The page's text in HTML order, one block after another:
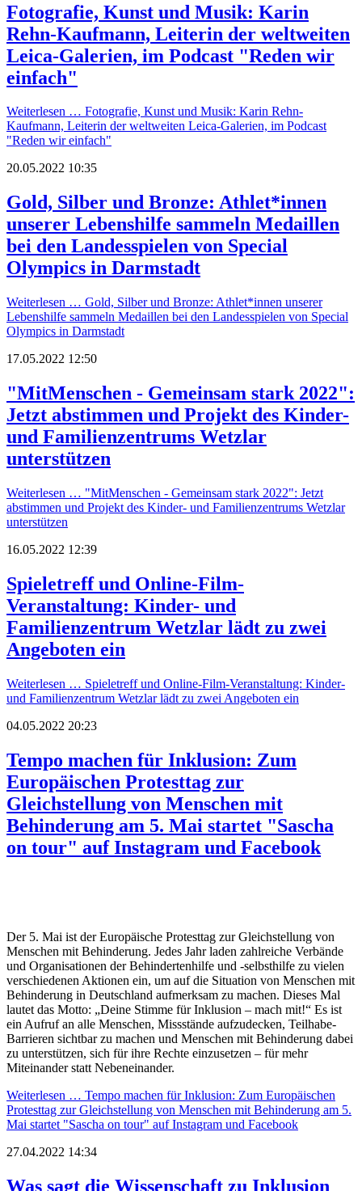
Fotografie, Kunst und Musik: Karin
Rehn-Kaufmann, Leiterin der weltweiten
Leica-Galerien, im Podcast "Reden wir
einfach"
Weiterlesen … Fotografie, Kunst und Musik: Karin Rehn-
Kaufmann, Leiterin der weltweiten Leica-Galerien, im Podcast
"Reden wir einfach"
20.05.2022 10:35
Gold, Silber und Bronze: Athlet*innen
unserer Lebenshilfe sammeln Medaillen
bei den Landesspielen von Special
Olympics in Darmstadt
Weiterlesen … Gold, Silber und Bronze: Athlet*innen unserer
Lebenshilfe sammeln Medaillen bei den Landesspielen von Special
Olympics in Darmstadt
17.05.2022 12:50
"MitMenschen - Gemeinsam stark 2022":
Jetzt abstimmen und Projekt des Kinder-
und Familienzentrums Wetzlar
unterstützen
Weiterlesen … "MitMenschen - Gemeinsam stark 2022": Jetzt
abstimmen und Projekt des Kinder- und Familienzentrums Wetzlar
unterstützen
16.05.2022 12:39
Spieletreff und Online-Film-
Veranstaltung: Kinder- und
Familienzentrum Wetzlar lädt zu zwei
Angeboten ein
Weiterlesen … Spieletreff und Online-Film-Veranstaltung: Kinder-
und Familienzentrum Wetzlar lädt zu zwei Angeboten ein
04.05.2022 20:23
Tempo machen für Inklusion: Zum
Europäischen Protesttag zur
Gleichstellung von Menschen mit
Behinderung am 5. Mai startet "Sascha
on tour" auf Instagram und Facebook
Der 5. Mai ist der Europäische Protesttag zur Gleichstellung von
Menschen mit Behinderung. Jedes Jahr laden zahlreiche Verbände
und Organisationen der Behindertenhilfe und -selbsthilfe zu vielen
verschiedenen Aktionen ein, um auf die Situation von Menschen mit
Behinderung in Deutschland aufmerksam zu machen. Dieses Mal
lautet das Motto: „Deine Stimme für Inklusion – mach mit!“ Es ist
ein Aufruf an alle Menschen, Missstände aufzudecken, Teilhabe-
Barrieren sichtbar zu machen und Menschen mit Behinderung dabei
zu unterstützen, sich für ihre Rechte einzusetzen – für mehr
Miteinander statt Nebeneinander.
Weiterlesen … Tempo machen für Inklusion: Zum Europäischen
Protesttag zur Gleichstellung von Menschen mit Behinderung am 5.
Mai startet "Sascha on tour" auf Instagram und Facebook
27.04.2022 14:34
Was sagt die Wissenschaft zu Inklusion